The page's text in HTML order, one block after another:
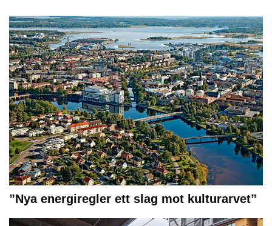
”Nya energiregler ett slag mot kulturarvet”